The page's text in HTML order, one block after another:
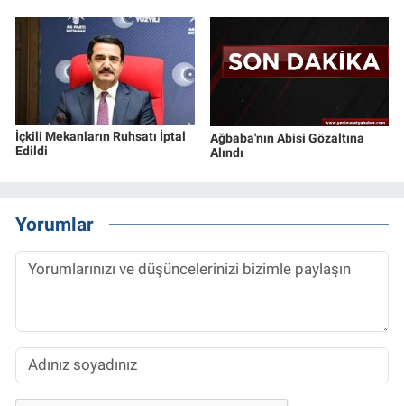
İçkili Mekanların Ruhsatı İptal
Edildi
Ağbaba'nın Abisi Gözaltına
Alındı
Yorumlar